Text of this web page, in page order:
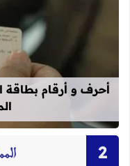
أحرف و أرقام بطاقة